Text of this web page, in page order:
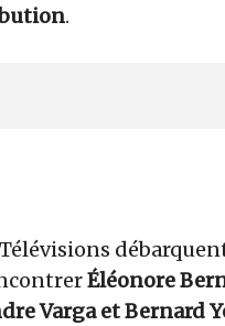
.
Éléonore
Varga et Bernard